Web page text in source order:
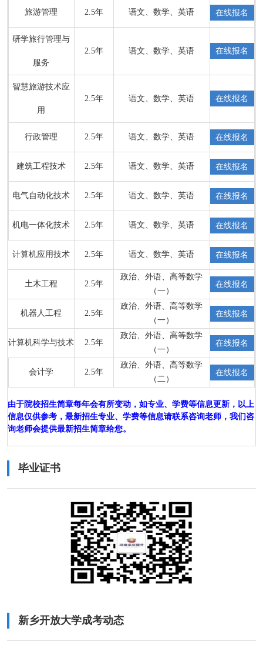
旅游管理 2.5年 语文、数学、英语 在线报名
研学旅行管理与
服务
2.5年 语文、数学、英语 在线报名
智慧旅游技术应
用
2.5年 语文、数学、英语 在线报名
行政管理 2.5年 语文、数学、英语 在线报名
建筑工程技术 2.5年 语文、数学、英语 在线报名
电气自动化技术 2.5年 语文、数学、英语 在线报名
机电一体化技术 2.5年 语文、数学、英语 在线报名
计算机应用技术 2.5年 语文、数学、英语 在线报名
土木工程 2.5年
政治、外语、高等数学
（一）
在线报名
机器人工程 2.5年
政治、外语、高等数学
（一）
在线报名
计算机科学与技术 2.5年
政治、外语、高等数学
（一）
在线报名
会计学 2.5年
政治、外语、高等数学
（二）
在线报名
由于院校招生简章每年会有所变动，如专业、学费等信息更新，以上
信息仅供参考，最新招生专业、学费等信息请联系咨询老师，我们咨
询老师会提供最新招生简章给您。
毕业证书
新乡开放大学成考动态